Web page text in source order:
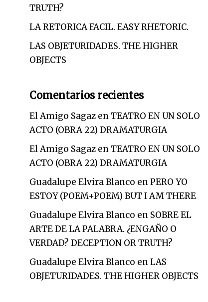
TRUTH?
LA RETORICA FACIL. EASY RHETORIC.
LAS OBJETURIDADES. THE HIGHER
OBJECTS
Comentarios recientes
El Amigo SagazenTEATRO EN UN SOLO
ACTO (OBRA 22) DRAMATURGIA
El Amigo SagazenTEATRO EN UN SOLO
ACTO (OBRA 22) DRAMATURGIA
Guadalupe Elvira Blanco enPERO YO
ESTOY (POEM+POEM) BUT I AM THERE
Guadalupe Elvira Blanco en SOBRE EL
ARTE DE LA PALABRA. ¿ENGAÑO O
VERDAD? DECEPTION OR TRUTH?
Guadalupe Elvira Blanco enLAS
OBJETURIDADES. THE HIGHER OBJECTS